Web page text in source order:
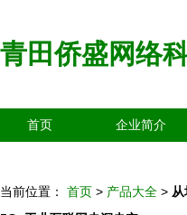
青田侨盛网络
首页 企业简介
当前位置： 首页 > 产品大全 >